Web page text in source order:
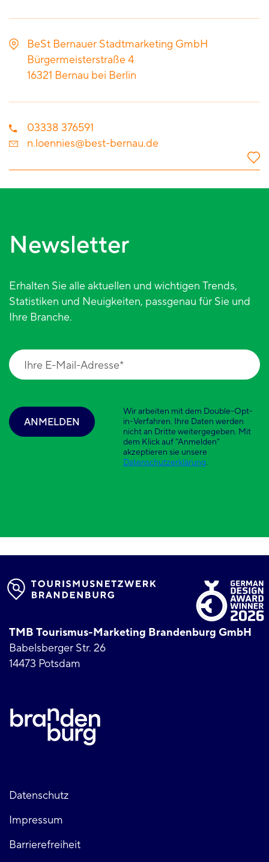
BeSt Bernauer Stadtmarketing GmbH
Bürgermeisterstraße 4
16321 Bernau bei Berlin
03338 376591
n.loennies@best-bernau.de
Newsletter
Erhalten Sie alle aktuellen und wichtigen Trends,
Statistiken und Neuigkeiten, passgenau für Sie und
Ihre Branche.
Wir arbeiten mit dem Double-Opt-
in-Verfahren. Ihre Daten werden
nicht an Dritte weitergegeben. Mit
dem Klick auf “Anmelden”
akzeptieren sie unsere
Datenschutzerklärung.
ANMELDEN
TMB Tourismus-Marketing Brandenburg GmbH
Babelsberger Str. 26
14473 Potsdam
Fußzeile
links
Datenschutz
Impressum
Barrierefreiheit